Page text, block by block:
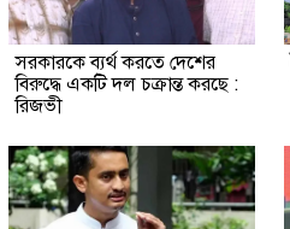
সরকারকে ব্যর্থ করতে দেশের
বিরুদ্ধে একটি দল চক্রান্ত করছে :
রিজভী